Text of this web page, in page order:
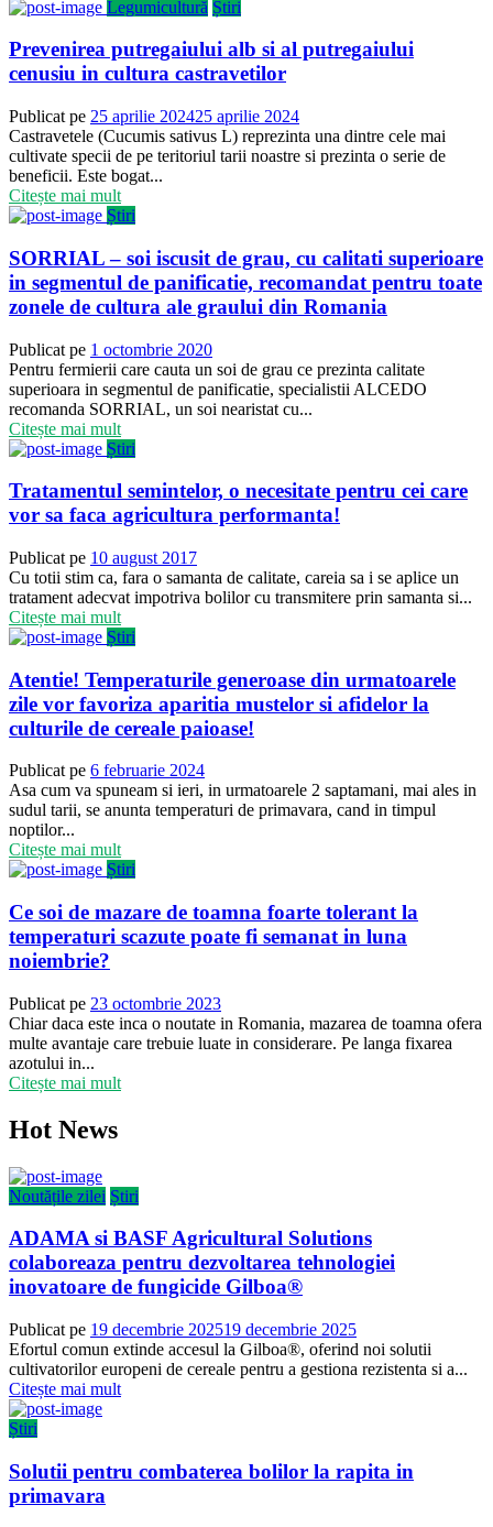
Legumicultură Știri
Prevenirea putregaiului alb si al putregaiului
cenusiu in cultura castravetilor
Publicat pe 25 aprilie 202425 aprilie 2024
Castravetele (Cucumis sativus L) reprezinta una dintre cele mai
cultivate specii de pe teritoriul tarii noastre si prezinta o serie de
beneficii. Este bogat...
Citește mai mult
Știri
SORRIAL – soi iscusit de grau, cu calitati superioare
in segmentul de panificatie, recomandat pentru toate
zonele de cultura ale graului din Romania
Publicat pe 1 octombrie 2020
Pentru fermierii care cauta un soi de grau ce prezinta calitate
superioara in segmentul de panificatie, specialistii ALCEDO
recomanda SORRIAL, un soi nearistat cu...
Citește mai mult
Știri
Tratamentul semintelor, o necesitate pentru cei care
vor sa faca agricultura performanta!
Publicat pe 10 august 2017
Cu totii stim ca, fara o samanta de calitate, careia sa i se aplice un
tratament adecvat impotriva bolilor cu transmitere prin samanta si...
Citește mai mult
Știri
Atentie! Temperaturile generoase din urmatoarele
zile vor favoriza aparitia mustelor si afidelor la
culturile de cereale paioase!
Publicat pe 6 februarie 2024
Asa cum va spuneam si ieri, in urmatoarele 2 saptamani, mai ales in
sudul tarii, se anunta temperaturi de primavara, cand in timpul
noptilor...
Citește mai mult
Știri
Ce soi de mazare de toamna foarte tolerant la
temperaturi scazute poate fi semanat in luna
noiembrie?
Publicat pe 23 octombrie 2023
Chiar daca este inca o noutate in Romania, mazarea de toamna ofera
multe avantaje care trebuie luate in considerare. Pe langa fixarea
azotului in...
Citește mai mult
Hot News
Noutățile zilei Știri
ADAMA si BASF Agricultural Solutions
colaboreaza pentru dezvoltarea tehnologiei
inovatoare de fungicide Gilboa®
Publicat pe 19 decembrie 202519 decembrie 2025
Efortul comun extinde accesul la Gilboa®, oferind noi solutii
cultivatorilor europeni de cereale pentru a gestiona rezistenta si a...
Citește mai mult
Știri
Solutii pentru combaterea bolilor la rapita in
primavara